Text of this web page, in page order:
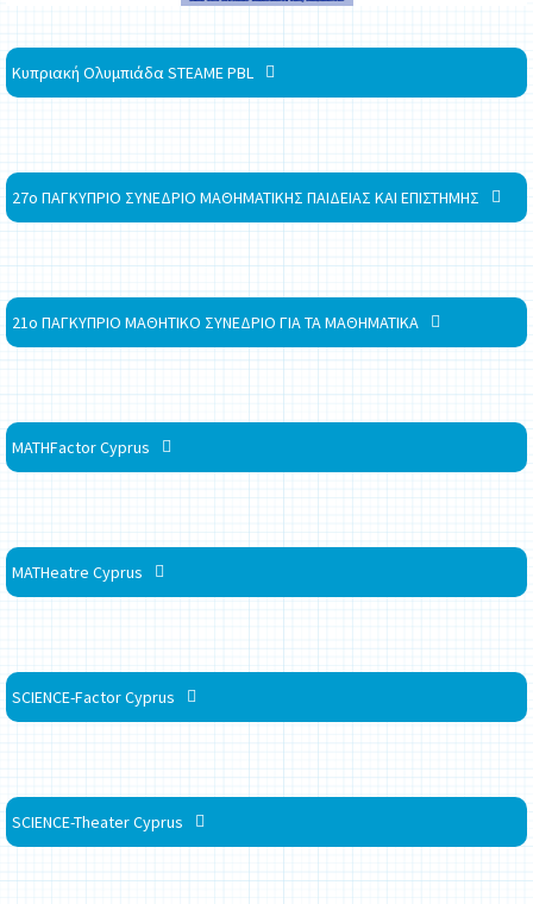
Κυπριακή Ολυμπιάδα STEAME PBL
27ο ΠΑΓΚΥΠΡΙΟ ΣΥΝΕΔΡΙΟ ΜΑΘΗΜΑΤΙΚΗΣ ΠΑΙΔΕΙΑΣ ΚΑΙ ΕΠΙΣΤΗΜΗΣ
21ο ΠΑΓΚΥΠΡΙΟ ΜΑΘΗΤΙΚΟ ΣΥΝΕΔΡΙΟ ΓΙΑ ΤΑ ΜΑΘΗΜΑΤΙΚΑ
MATHFactor Cyprus
MATHeatre Cyprus
SCIENCE-Factor Cyprus
SCIENCE-Theater Cyprus